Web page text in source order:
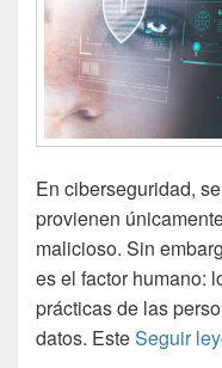
En ciberseguridad,
provienen
malicioso. Sin
es el factor humano:
prácticas de las
datos. EsteSeguir